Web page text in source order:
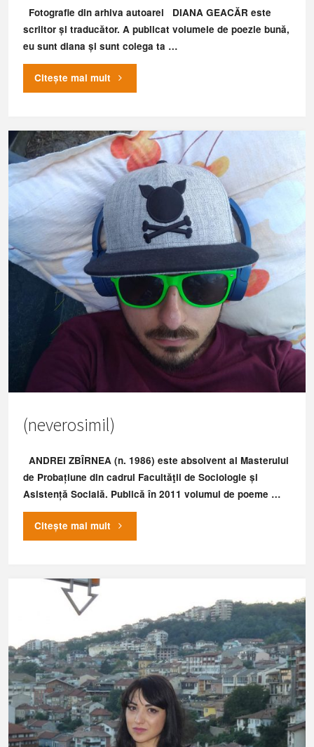
Fotografie din arhiva autoarei DIANA GEACĂR este
scriitor și traducător. A publicat volumele de poezie bună,
eu sunt diana și sunt colega ta …
Citește mai mult "Mintea
realitatea"
(neverosimil)
ANDREI ZBÎRNEA (n. 1986) este absolvent al Masterului
de Probațiune din cadrul Facultăţii de Sociologie și
Asistență Socială. Publică în 2011 volumul de poeme …
Citește mai mult